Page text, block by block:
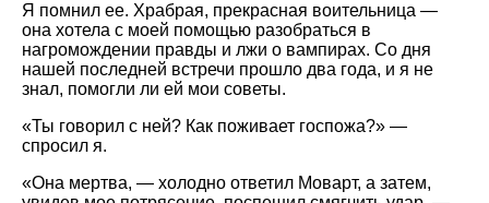
Я помнил ее. Храбрая, прекрасная воительница —
она хотела с моей помощью разобраться в
нагромождении правды и лжи о вампирах. Со дня
нашей последней встречи прошло два года, и я не
знал, помогли ли ей мои советы.
«Ты говорил с ней? Как поживает госпожа?» —
спросил я.
«Она мертва, — холодно ответил Моварт, а затем,